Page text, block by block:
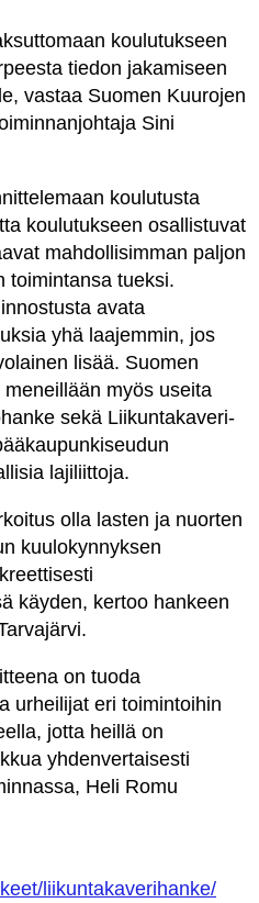
koulutukseen
tiedon jakamiseen
vastaa Suomen Kuurojen
Sini
koulutusta
koulutukseen osallistuvat
mahdollisimman paljon
toimintansa tueksi.
avata
yhä laajemmin, jos
lisää. Suomen
myös useita
sekä Liikuntakaveri-
lajiliittoja.
olla lasten ja nuorten
kuulokynnyksen
käyden, kertoo hankeen
on tuoda
urheilijat eri toimintoihin
jotta heillä on
yhdenvertaisesti
Heli Romu
liikuntakaverihanke/